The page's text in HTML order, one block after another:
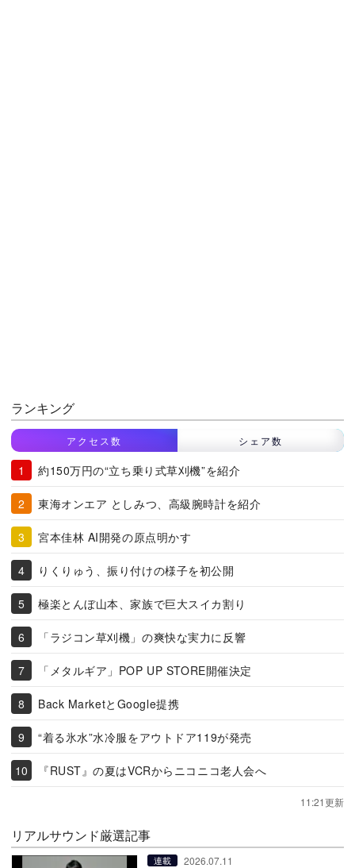
ランキング
アクセス数 シェア数
約150万円の“立ち乗り式草刈機”を紹介
東海オンエア としみつ、高級腕時計を紹介
宮本佳林 AI開発の原点明かす
りくりゅう、振り付けの様子を初公開
極楽とんぼ山本、家族で巨大スイカ割り
「ラジコン草刈機」の爽快な実力に反響
「メタルギア」POP UP STORE開催決定
Back MarketとGoogle提携
“着る氷水”水冷服をアウトドア119が発売
『RUST』の夏はVCRからニコニコ老人会へ
11:21更新
リアルサウンド厳選記事
連載 2026.07.11